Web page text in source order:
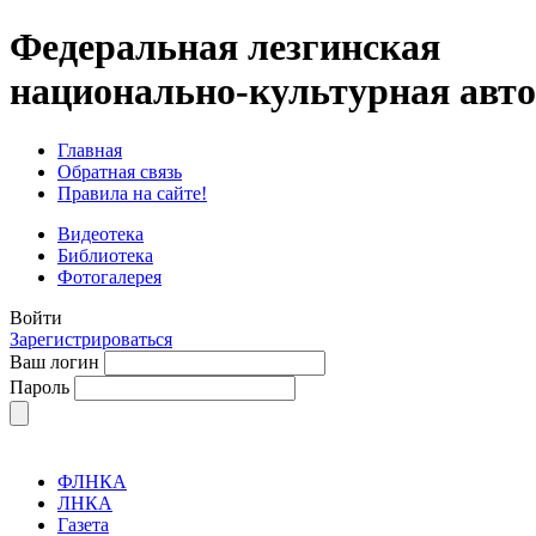
Федеральная лезгинская
национально-культурная
Главная
Обратная связь
Правила на сайте!
Видеотека
Библиотека
Фотогалерея
Войти
Зарегистрироваться
Ваш логин
Пароль
ФЛНКА
ЛНКА
Газета